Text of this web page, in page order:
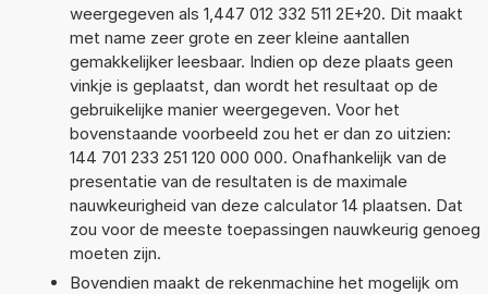
weergegeven als 1,447 012 332 511 2E+20. Dit maakt
met name zeer grote en zeer kleine aantallen
gemakkelijker leesbaar. Indien op deze plaats geen
vinkje is geplaatst, dan wordt het resultaat op de
gebruikelijke manier weergegeven. Voor het
bovenstaande voorbeeld zou het er dan zo uitzien:
144 701 233 251 120 000 000. Onafhankelijk van de
presentatie van de resultaten is de maximale
nauwkeurigheid van deze calculator 14 plaatsen. Dat
zou voor de meeste toepassingen nauwkeurig genoeg
moeten zijn.
Bovendien maakt de rekenmachine het mogelijk om